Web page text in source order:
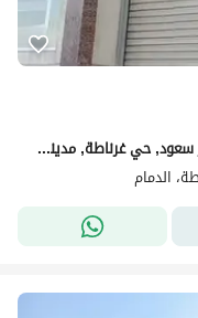
محل للإيجار في شارع الملك فهد ابن عبدالعزيز سعود, حي غرناطة, مدينة الدمام, المنطقة الشرقية
الدمام